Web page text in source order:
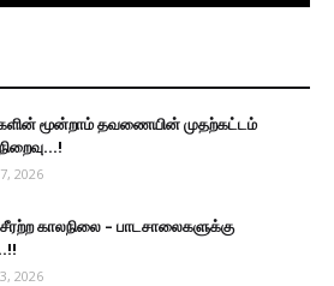
மூன்றாம் தவணையின் முதற்கட்டம்
2026
காலநிலை – பாடசாலைகளுக்கு
2026